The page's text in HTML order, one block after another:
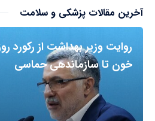
آخرین مقالات پزشکی و سلامت
روایت وزیر بهداشت از رکورد
خون تا سازماندهی حماسی